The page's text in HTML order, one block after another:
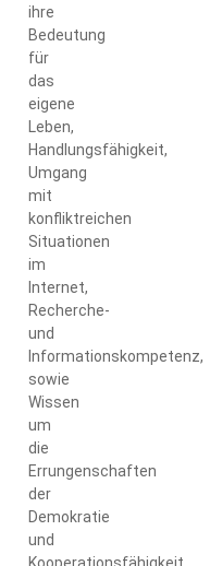
ihre
Bedeutung
für
das
eigene
Leben,
Handlungsfähigkeit,
Umgang
mit
konfliktreichen
Situationen
im
Internet,
Recherche-
und
Informationskompetenz,
sowie
Wissen
um
die
Errungenschaften
der
Demokratie
und